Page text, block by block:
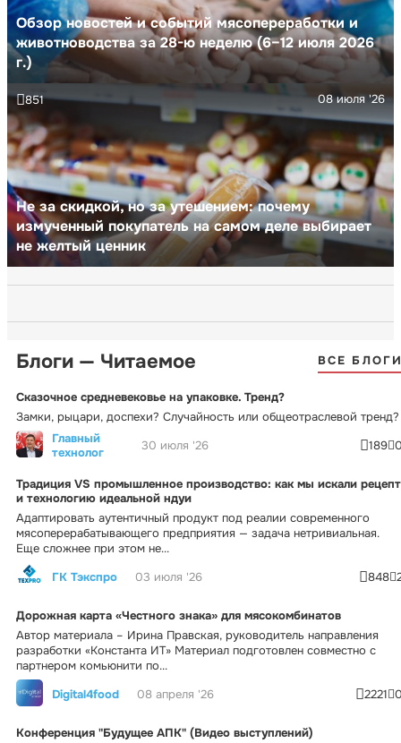
Обзор новостей и событий мясопереработки и
животноводства за 28-ю неделю (6–12 июля 2026
г.)
Не за скидкой, но за утешением: почему
измученный покупатель на самом деле выбирает
не желтый ценник
08 июля '26
851
Блоги — Читаемое ВСЕ
Сказочное средневековье на упаковке. Тренд?
Замки, рыцари, доспехи? Случайность или общеотраслевой тренд?
Главный
технолог
30 июля '26 189
Традиция VS промышленное производство: как мы искали рецепт
и технологию идеальной ндуи
Адаптировать аутентичный продукт под реалии современного
мясоперерабатывающего предприятия — задача нетривиальная.
Еще сложнее при этом не...
ГК Тэкспро
03 июля '26 848
Дорожная карта «Честного знака» для мясокомбинатов
Автор материала – Ирина Правская, руководитель направления
разработки «Константа ИТ» Материал подготовлен совместно с
партнером комьюнити по...
Digital4food
08 апреля '26 2221
Конференция "Будущее АПК" (Видео выступлений)